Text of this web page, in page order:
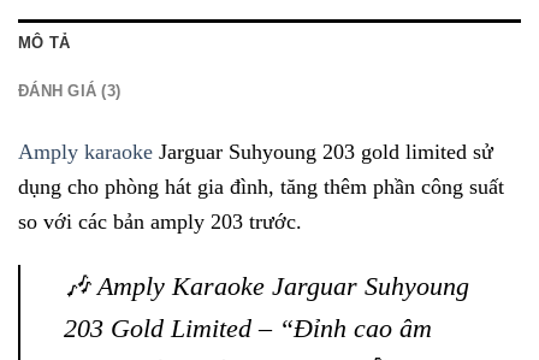
MÔ TẢ
ĐÁNH GIÁ (3)
Amply karaoke Jarguar Suhyoung 203 gold limited sử
dụng cho phòng hát gia đình, tăng thêm phần công suất
so với các bản amply 203 trước.
🎶 Amply Karaoke Jarguar Suhyoung
203 Gold Limited – “Đỉnh cao âm